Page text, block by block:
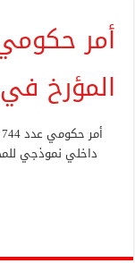
المؤرخ في 23 أوت 2018